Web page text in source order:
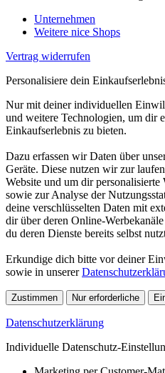
Unternehmen
Weitere nice Shops
Vertrag widerrufen
Personalisiere dein
Nur mit deiner individuellen
und weitere Technologien, um dir
Einkaufserlebnis zu bieten.
Dazu erfassen wir Daten über
Geräte. Diese nutzen wir zur
Website und um dir
sowie zur Analyse der
deine verschlüsselten Daten mit
dir über deren Online-
du deren Dienste bereits selbst
Erkundige dich bitte vor deiner
sowie in unserer
Zustimmen Nur erforderliche
Datenschutzerklärung
Individuelle Datenschutz-